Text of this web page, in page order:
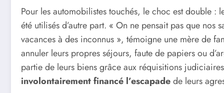
Pour les automobilistes touchés, le choc est double :
été utilisés d’autre part. « On ne pensait pas que
vacances à des inconnus », témoigne une mère de
annuler leurs propres séjours, faute de papiers ou
partie de leurs biens grâce aux réquisitions
involontairement financé l’escapadede leurs